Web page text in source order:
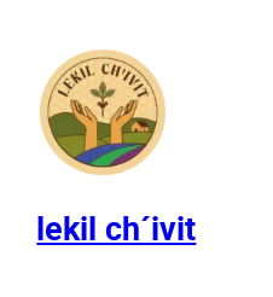
contenido
lekil ch´ivit